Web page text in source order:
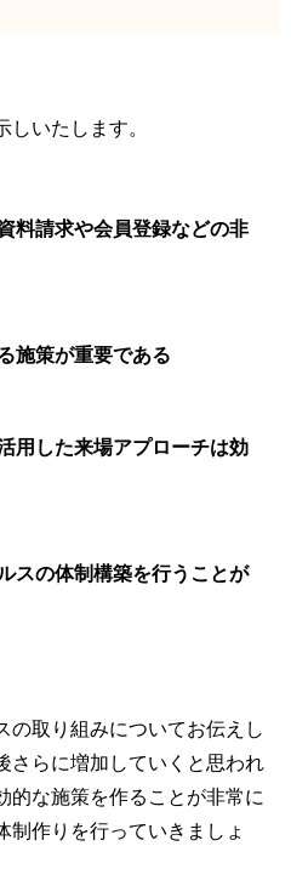
いたします。
料請求や会員登録などの非
施策が重要である
用した来場アプローチは効
スの体制構築を行うことが
の取り組みについてお伝えし
さらに増加していくと思われ
的な施策を作ることが非常に
制作りを行っていきましょ